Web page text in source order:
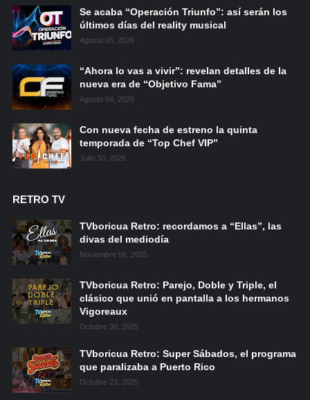
Se acaba “Operación Triunfo”: así serán los
últimos días del reality musical
Agosto 05, 2026
“Ahora lo vas a vivir”: revelan detalles de la
nueva era de “Objetivo Fama”
Agosto 04, 2026
Con nueva fecha de estreno la quinta
temporada de “Top Chef VIP”
Julio 30, 2026
RETRO TV
TVboricua Retro: recordamos a “Ellas”, las
divas del mediodía
Noviembre 06, 2025
TVboricua Retro: Parejo, Doble y Triple, el
clásico que unió en pantalla a los hermanos
Vigoreaux
Octubre 30, 2025
TVboricua Retro: Super Sábados, el programa
que paralizaba a Puerto Rico
Octubre 23, 2025